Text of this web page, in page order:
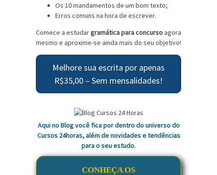
Os 10 mandamentos de um bom texto;
Erros comuns na hora de escrever.
Comece a estudargramática para concurso agora
mesmo e aproxime-se ainda mais do seu objetivo!
Melhore sua escrita por apenas
R$35,00 – Sem mensalidades!
Aqui no Blog você fica por dentro do universo do
Cursos 24horas, além de novidades e tendências
para o seu estudo.
CONHEÇA OS